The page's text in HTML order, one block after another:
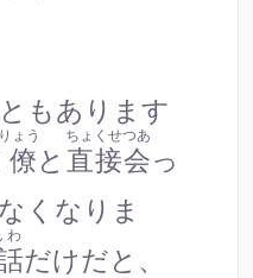
もあります
ょう
と 直接会
ちょくせつあ
っ
なくなりま
わ
だけだと、